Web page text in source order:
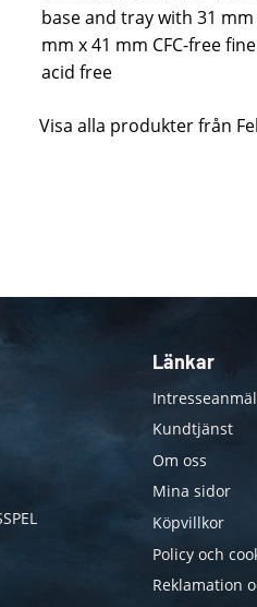
base and tray with 31
mm x 41 mm CFC-free
acid free
Visa alla produkter från
Länkar
Kundtjänst
Om oss
Mina sidor
Köpvillkor
Policy och
Reklamation